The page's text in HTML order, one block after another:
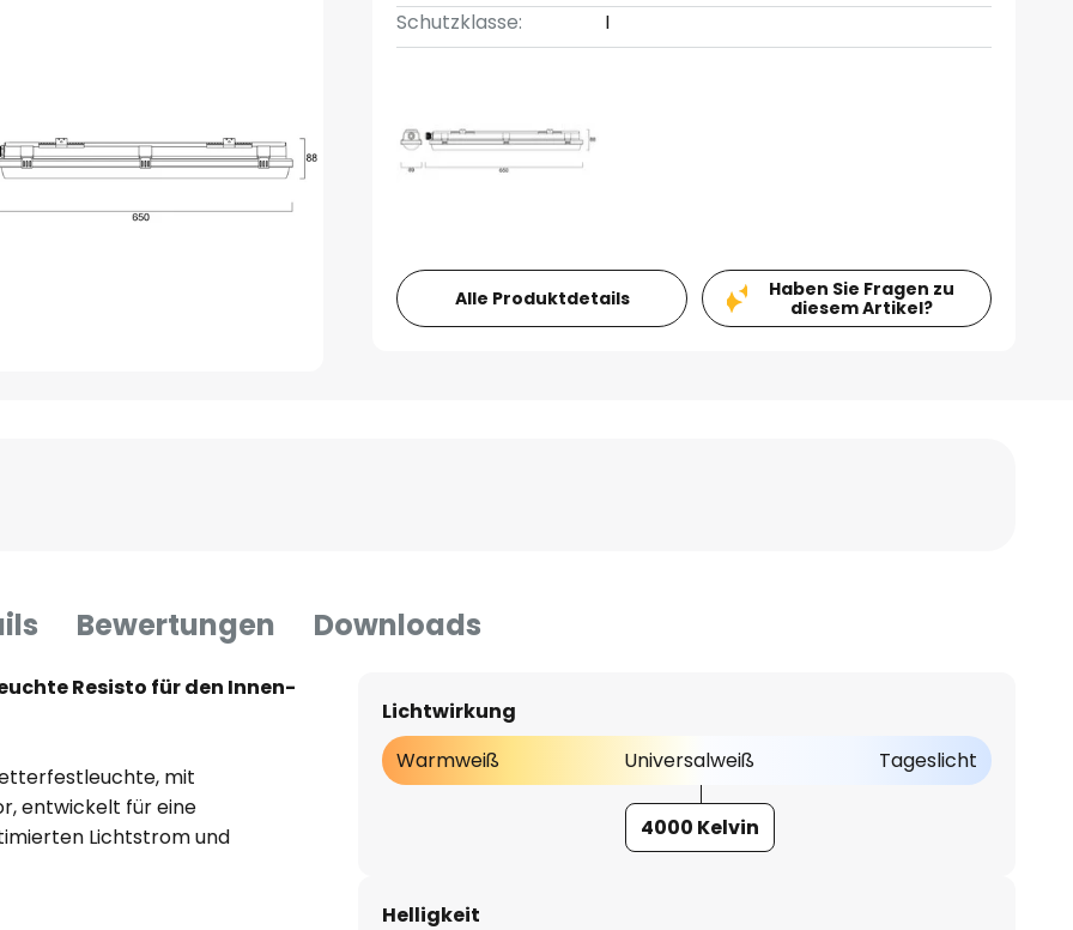
Schutzklasse:
I
Alle Produktdetails
Haben Sie Fragen zu
diesem Artikel?
Bewertungen Downloads
Resisto für den Innen-
mit
entwickelt für eine
Lichtstrom und
Lichtwirkung
Warmweiß
Universalweiß Tageslicht
4000 Kelvin
Helligkeit